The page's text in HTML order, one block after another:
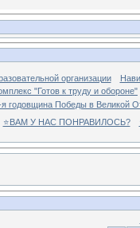
организации
"Готов к труду и обороне"
годовщина Победы в Великой
⭐ВАМ У НАС ПОНРАВИЛОСЬ?